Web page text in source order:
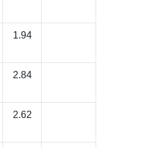
1.94
2.84
2.62